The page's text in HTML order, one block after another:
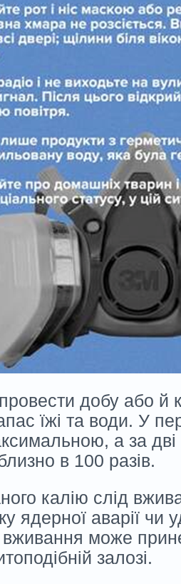
добу або й
їжі та води. У
а за
в 100 разів.
калію слід
ядерної аварії чи
вживання може
залозі.